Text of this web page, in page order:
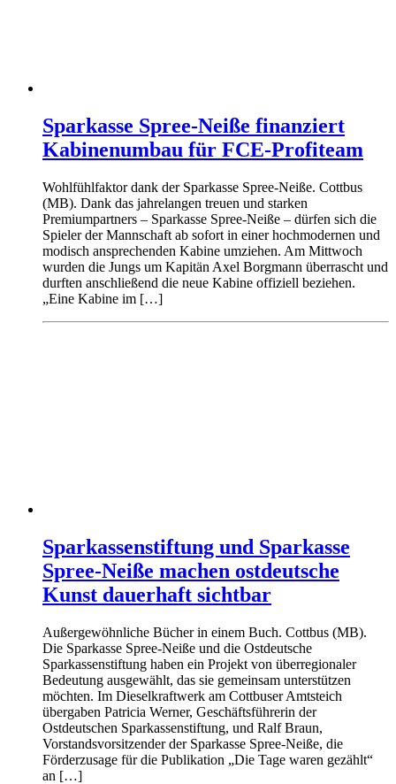
Sparkasse Spree-Neiße finanziert
Kabinenumbau für FCE-Profiteam
Wohlfühlfaktor dank der Sparkasse Spree-Neiße. Cottbus
(MB). Dank das jahrelangen treuen und starken
Premiumpartners – Sparkasse Spree-Neiße – dürfen sich die
Spieler der Mannschaft ab sofort in einer hochmodernen und
modisch ansprechenden Kabine umziehen. Am Mittwoch
wurden die Jungs um Kapitän Axel Borgmann überrascht und
durften anschließend die neue Kabine offiziell beziehen.
„Eine Kabine im […]
Sparkassenstiftung und Sparkasse
Spree-Neiße machen ostdeutsche
Kunst dauerhaft sichtbar
Außergewöhnliche Bücher in einem Buch. Cottbus (MB).
Die Sparkasse Spree-Neiße und die Ostdeutsche
Sparkassenstiftung haben ein Projekt von überregionaler
Bedeutung ausgewählt, das sie gemeinsam unterstützen
möchten. Im Dieselkraftwerk am Cottbuser Amtsteich
übergaben Patricia Werner, Geschäftsführerin der
Ostdeutschen Sparkassenstiftung, und Ralf Braun,
Vorstandsvorsitzender der Sparkasse Spree-Neiße, die
Förderzusage für die Publikation „Die Tage waren gezählt“
an […]